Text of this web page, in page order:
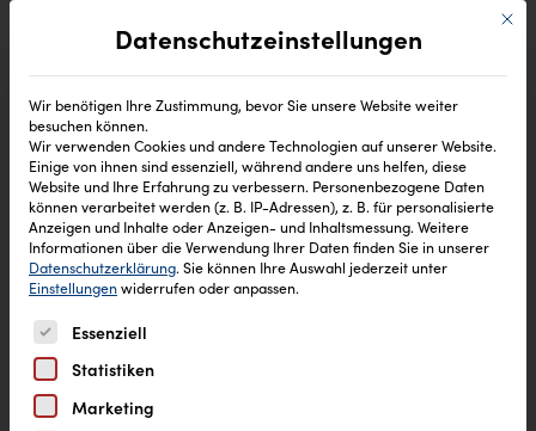
Mit
Datenschutzeinstellungen
Wir benötigen Ihre Zustimmung, bevor Sie unsere Website weiter
besuchen können.
Wir verwenden Cookies und andere Technologien auf unserer Website.
Einige von ihnen sind essenziell, während andere uns helfen, diese
Website und Ihre Erfahrung zu verbessern. Personenbezogene Daten
können verarbeitet werden (z. B. IP-Adressen), z. B. für personalisierte
Anzeigen und Inhalte oder Anzeigen- und Inhaltsmessung. Weitere
Informationen über die Verwendung Ihrer Daten finden Sie in unserer
Datenschutzerklärung. Sie können Ihre Auswahl jederzeit unter
Einstellungenwiderrufen oder anpassen.
Es folgt eine Liste der Service-Gruppen, für die eine
Essenziell
Statistiken
Marketing